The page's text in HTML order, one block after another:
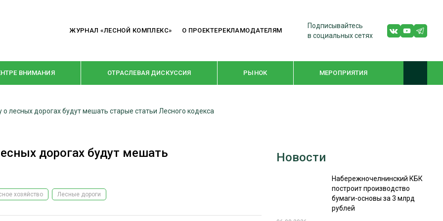
ЖУРНАЛ «ЛЕСНОЙ КОМПЛЕКС» О ПРОЕКТЕРЕКЛАМОДАТЕЛЯМ
Подписывайтесь
в социальных сетях
ВНИМАНИЯ ОТРАСЛЕВАЯ ДИСКУССИЯ РЫНОК МЕРОПРИЯТИЯ
ДОМОСТРОЕНИЕ
РУБРИКИ
КРУПНЫМ ПЛАНОМ WOODEX-2021
СУШКА ДРЕВЕСИНЫ
лесных дорогах будут мешать старые статьи Лесного кодекса
дорогах будут мешать
хозяйство Лесные дороги
Новости
Набережночелнинский КБК
построит производство
бумаги-основы за 3 млрд
рублей